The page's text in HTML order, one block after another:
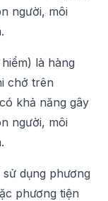
người, môi
là hàng
chở trên
khả năng gây
người, môi
dụng phương
phương tiện